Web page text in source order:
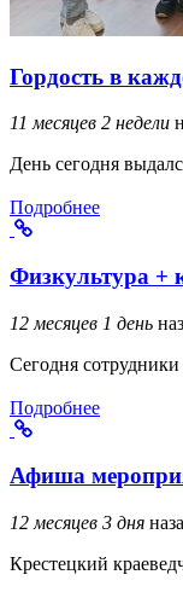
Гордость в
11 месяцев 2 недели
День сегодня
Подробнее
Физкультура +
12 месяцев 1 день
Сегодня сотрудники
Подробнее
Афиша
12 месяцев 3 дня
Крестецкий